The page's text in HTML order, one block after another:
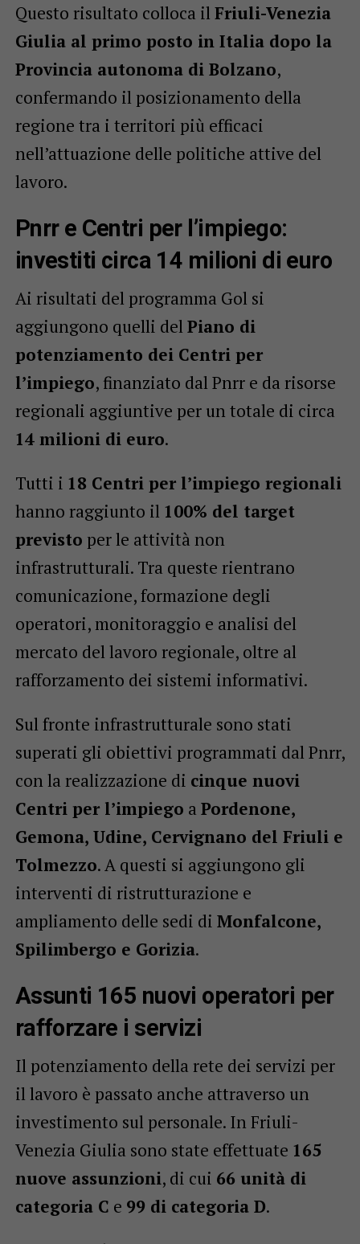
Questo risultato colloca il Friuli-Venezia
Giulia al primo posto in Italia dopo la
Provincia autonoma di Bolzano,
confermando il posizionamento della
regione tra i territori più efficaci
nell’attuazione delle politiche attive del
lavoro.
Pnrr e Centri per l’impiego:
investiti circa 14 milioni di euro
Ai risultati del programma Gol si
aggiungono quelli del Piano di
potenziamento dei Centri per
l’impiego, finanziato dal Pnrr e da risorse
regionali aggiuntive per un totale di circa
14 milioni di euro.
Tutti i 18 Centri per l’impiego regionali
hanno raggiunto il 100% del target
previsto per le attività non
infrastrutturali. Tra queste rientrano
comunicazione, formazione degli
operatori, monitoraggio e analisi del
mercato del lavoro regionale, oltre al
rafforzamento dei sistemi informativi.
Sul fronte infrastrutturale sono stati
superati gli obiettivi programmati dal Pnrr,
con la realizzazione di cinque nuovi
Centri per l’impiego a Pordenone,
Gemona, Udine, Cervignano del Friuli e
Tolmezzo. A questi si aggiungono gli
interventi di ristrutturazione e
ampliamento delle sedi di Monfalcone,
Spilimbergo e Gorizia.
Assunti 165 nuovi operatori per
rafforzare i servizi
Il potenziamento della rete dei servizi per
il lavoro è passato anche attraverso un
investimento sul personale. In Friuli-
Venezia Giulia sono state effettuate 165
nuove assunzioni, di cui 66 unità di
categoria C e 99 di categoria D.